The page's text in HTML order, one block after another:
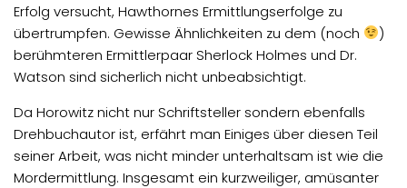
Erfolg versucht, Hawthornes Ermittlungserfolge zu
übertrumpfen. Gewisse Ähnlichkeiten zu dem (noch
)
berühmteren Ermittlerpaar Sherlock Holmes und Dr.
Watson sind sicherlich nicht unbeabsichtigt.
Da Horowitz nicht nur Schriftsteller sondern ebenfalls
Drehbuchautor ist, erfährt man Einiges über diesen Teil
seiner Arbeit, was nicht minder unterhaltsam ist wie die
Mordermittlung. Insgesamt ein kurzweiliger, amüsanter